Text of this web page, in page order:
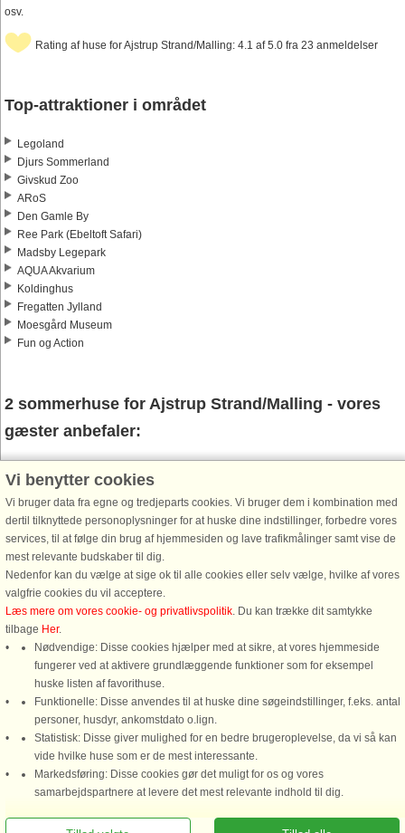
osv.
Rating af huse for Ajstrup Strand/Malling: 4.1 af 5.0 fra 23 anmeldelser
Top-attraktioner i området
Legoland
Djurs Sommerland
Givskud Zoo
ARoS
Den Gamle By
Ree Park (Ebeltoft Safari)
Madsby Legepark
AQUA Akvarium
Koldinghus
Fregatten Jylland
Moesgård Museum
Fun og Action
2 sommerhuse for Ajstrup Strand/Malling - vores
gæster anbefaler:
Ajstrup Strand/Malling
4 personer, 95 m²
150 m til kyst.
Dette charmerende feriehus ligger i
et naturskønt område nær Ajstrup
Strand, kun cirka 150 meter fra en
skøn sandstrand. Stranden har en
badebro, og da den ligger i læ på
østkysten, er vandet normalt roligt ...
fra 4.965 DKK
5 personer, 90 m²
Dette indbydende feriehus har eget
bålplads og hængekøje, beliggende
i Ajstrup Strand, kun 20-25 minutters
kørsel syd for Aarhus. Perfekt til
familier eller par, det tilbyder ...
fra 7.272 DKK
Vi benytter cookies
Vi bruger data fra egne og tredjeparts cookies. Vi bruger dem i kombination med
dertil tilknyttede personoplysninger for at huske dine indstillinger, forbedre vores
services, til at følge din brug af hjemmesiden og lave trafikmålinger samt vise de
mest relevante budskaber til dig.
Nedenfor kan du vælge at sige ok til alle cookies eller selv vælge, hvilke af vores
valgfrie cookies du vil acceptere.
Læs mere om vores cookie- og privatlivspolitik. Du kan trække dit samtykke
tilbage Her.
Nødvendige: Disse cookies hjælper med at sikre, at vores hjemmeside
fungerer ved at aktivere grundlæggende funktioner som for eksempel
huske listen af favorithuse.
Funktionelle: Disse anvendes til at huske dine søgeindstillinger, f.eks. antal
personer, husdyr, ankomstdato o.lign.
Statistisk: Disse giver mulighed for en bedre brugeroplevelse, da vi så kan
vide hvilke huse som er de mest interessante.
Markedsføring: Disse cookies gør det muligt for os og vores
samarbejdspartnere at levere det mest relevante indhold til dig.